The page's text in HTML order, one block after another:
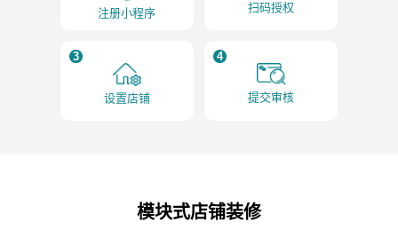
注册小程序 扫码授权
3
设置店铺
4
提交审核
模块式店铺装修